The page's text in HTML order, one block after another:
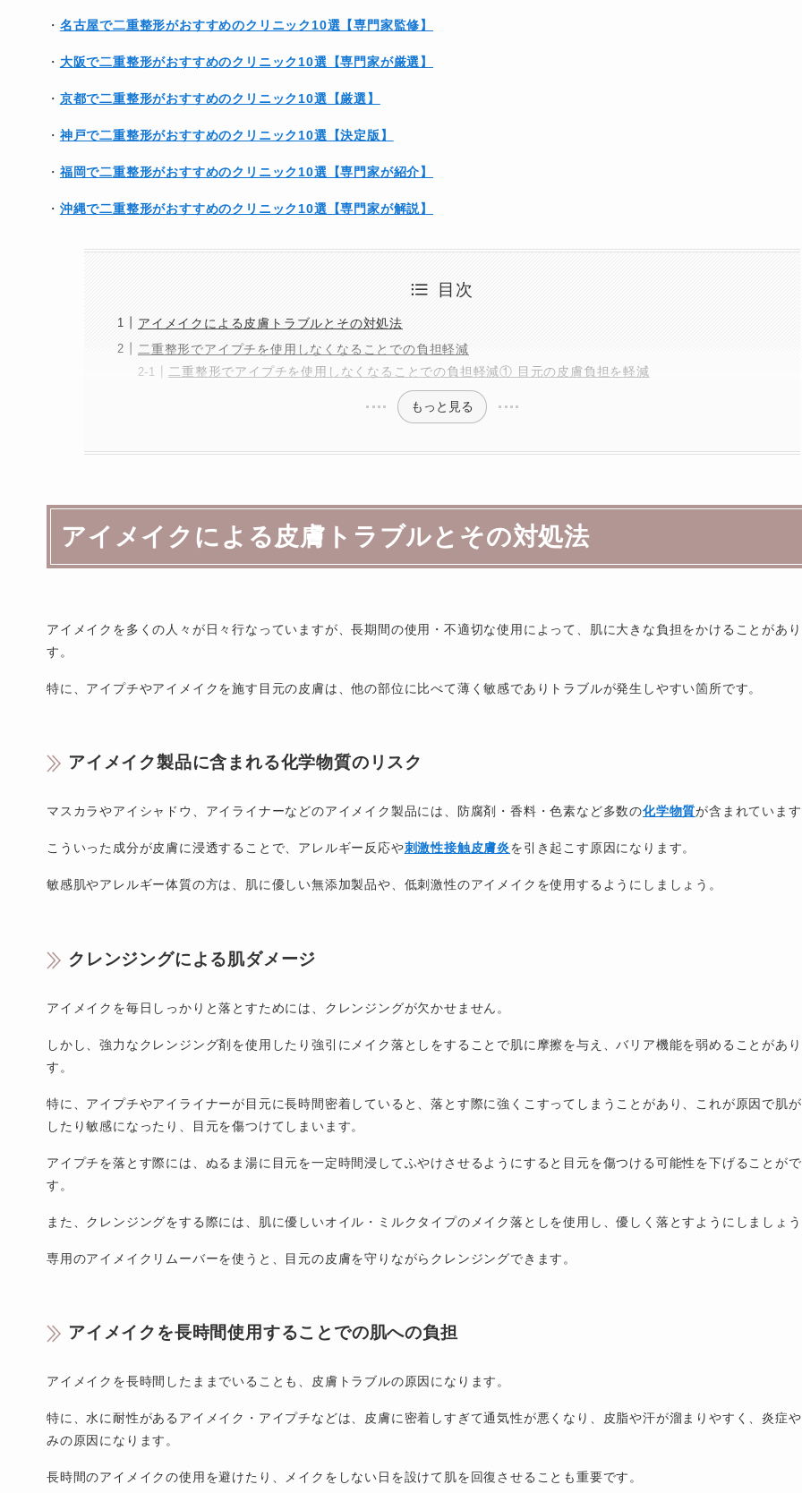
・ 名古屋で二重整形がおすすめのクリニック10選【専門家監修】
・ 大阪で二重整形がおすすめのクリニック10選【専門家が厳選】
・ 京都で二重整形がおすすめのクリニック10選【厳選】
・ 神戸で二重整形がおすすめのクリニック10選【決定版】
・ 福岡で二重整形がおすすめのクリニック10選【専門家が紹介】
・ 沖縄で二重整形がおすすめのクリニック10選【専門家が解説】
目次
アイメイクによる皮膚トラブルとその対処法
二重整形でアイプチを使用しなくなることでの負担軽減
二重整形でアイプチを使用しなくなることでの負担軽減① 目元の皮膚負担を軽減
もっと見る
アイメイクによる皮膚トラブルとその対処法
アイメイクを多くの人々が日々行なっていますが、長期間の使用・不適切な使用によって、肌に大きな負担をかけることがあ
す。
特に、アイプチやアイメイクを施す目元の皮膚は、他の部位に比べて薄く敏感でありトラブルが発生しやすい箇所です。
アイメイク製品に含まれる化学物質のリスク
マスカラやアイシャドウ、アイライナーなどのアイメイク製品には、防腐剤・香料・色素など多数の化学物質が含まれていま
こういった成分が皮膚に浸透することで、アレルギー反応や刺激性接触皮膚炎を引き起こす原因になります。
敏感肌やアレルギー体質の方は、肌に優しい無添加製品や、低刺激性のアイメイクを使用するようにしましょう。
クレンジングによる肌ダメージ
アイメイクを毎日しっかりと落とすためには、クレンジングが欠かせません。
しかし、強力なクレンジング剤を使用したり強引にメイク落としをすることで肌に摩擦を与え、バリア機能を弱めることがあ
す。
特に、アイプチやアイライナーが目元に長時間密着していると、落とす際に強くこすってしまうことがあり、これが原因で肌
したり敏感になったり、目元を傷つけてしまいます。
アイプチを落とす際には、ぬるま湯に目元を一定時間浸してふやけさせるようにすると目元を傷つける可能性を下げることが
す。
また、クレンジングをする際には、肌に優しいオイル・ミルクタイプのメイク落としを使用し、優しく落とすようにしましょ
専用のアイメイクリムーバーを使うと、目元の皮膚を守りながらクレンジングできます。
アイメイクを長時間使用することでの肌への負担
アイメイクを長時間したままでいることも、皮膚トラブルの原因になります。
特に、水に耐性があるアイメイク・アイプチなどは、皮膚に密着しすぎて通気性が悪くなり、皮脂や汗が溜まりやすく、炎症
みの原因になります。
長時間のアイメイクの使用を避けたり、メイクをしない日を設けて肌を回復させることも重要です。